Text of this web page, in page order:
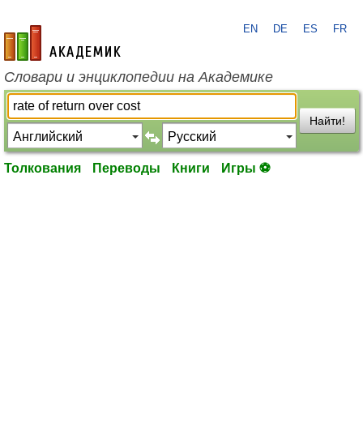
academic.ru
EN DE ES FR
Словари и энциклопедии на Академике
Найти!
Толкования Переводы Книги Игры ⚽